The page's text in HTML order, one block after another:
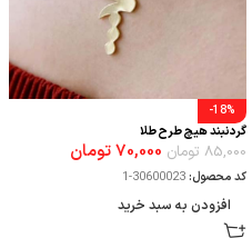
-18%
گردنبند هیچ طرح طلا
85,000 تومان 70,000تومان
کد محصول:30600023-1
افزودن به سبد خرید